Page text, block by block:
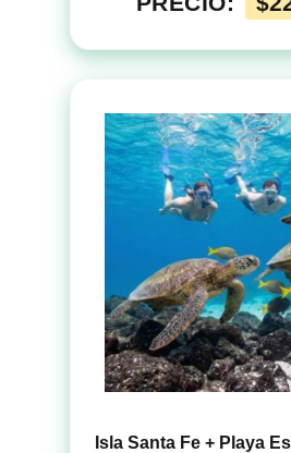
Isla Santa Fe + Playa